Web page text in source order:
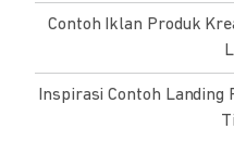
Contoh Iklan Produk
Inspirasi Contoh